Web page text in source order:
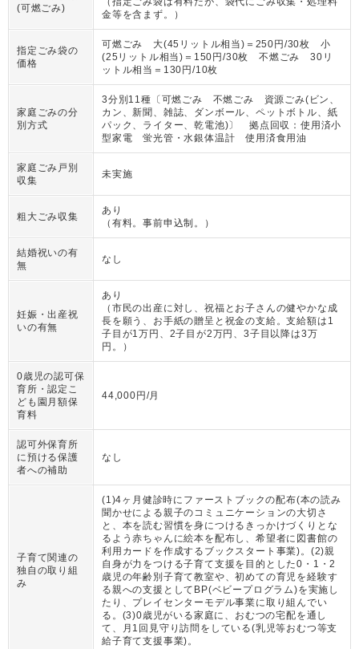
(可燃ごみ)
金等を含まず。
）
指定ごみ袋の
価格
可燃ごみ 大(45リットル相当)＝250円/30枚 小
(25リットル相当)＝150円/30枚 不燃ごみ 30リ
ットル相当＝130円/10枚
家庭ごみの分
別方式
3分別11種〔可燃ごみ 不燃ごみ 資源ごみ(ビン、
カン、新聞、雑誌、ダンボール、ペットボトル、紙
パック、ライター、乾電池)〕 拠点回収：使用済小
型家電 蛍光管・水銀体温計 使用済食用油
家庭ごみ戸別
収集
未実施
粗大ごみ収集
あり
（ 有料。事前申込制。 ）
結婚祝いの有
無
なし
妊娠・出産祝
いの有無
あり
（ 市民の出産に対し、祝福とお子さんの健やかな成
長を願う、お手紙の贈呈と祝金の支給。支給額は1
子目が1万円、2子目が2万円、3子目以降は3万
円。
）
0歳児の認可保
育所・認定こ
ども園月額保
育料
44,000円/月
認可外保育所
に預ける保護
者への補助
なし
子育て関連の
独自の取り組
み
(1)4ヶ月健診時にファーストブックの配布(本の読み
聞かせによる親子のコミュニケーションの大切さ
と、本を読む習慣を身につけるきっかけづくりとな
るよう赤ちゃんに絵本を配布し、希望者に図書館の
利用カードを作成するブックスタート事業)。(2)親
自身が力をつける子育て支援を目的とした0・1・2
歳児の年齢別子育て教室や、初めての育児を経験す
る親への支援としてBP(ベビープログラム)を実施し
たり、プレイセンターモデル事業に取り組んでい
る。(3)0歳児がいる家庭に、おむつの宅配を通し
て、月1回見守り訪問をしている(乳児等おむつ等支
給子育て支援事業)。